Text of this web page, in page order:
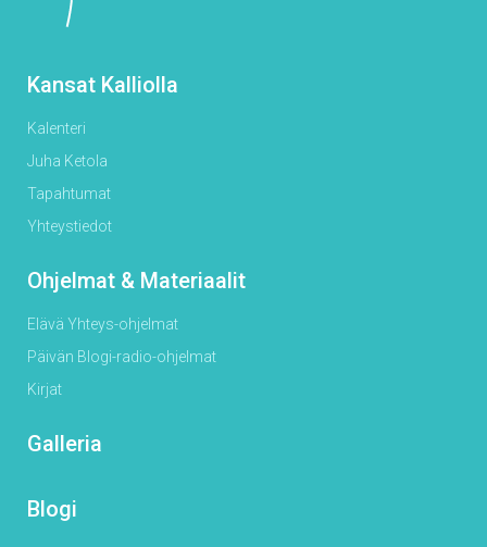
Kansat Kalliolla
Kalenteri
Juha Ketola
Tapahtumat
Yhteystiedot
Ohjelmat & Materiaalit
Elävä Yhteys-ohjelmat
Päivän Blogi-radio-ohjelmat
Kirjat
Galleria
Blogi